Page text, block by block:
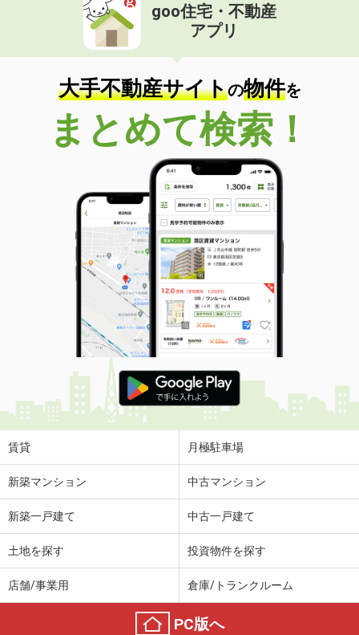
価 格
住 所
徳島県板野郡藍住町矢上字安任
専有面積 26.46m²
間取り
1K
徳島県阿南市那賀川町中島
価 格
6.90万円
徳島県阿南市那賀川町中島
67.8m²
間取り
2LDK
徳島県板野郡藍住町住吉字神蔵
価 格
4.50万円
住 所
徳島県板野郡藍住町住吉字神蔵
専有面積 61.68m²
間取り
2LDK
徳島県阿南市那賀川町苅屋
価 格
3.80万円
住 所
徳島県阿南市那賀川町苅屋
専有面積
徳島県徳島市南島田町４丁目
6.60万円
徳島県徳島市蔵本元町２
goo住宅・不動産
アプリ
大手不動産サイトの物件を
まとめて検索！
賃貸 月極駐車場
新築マンション 中古マンション
新築一戸建て 中古一戸建て
土地を探す 投資物件を探す
店舗/事業用 倉庫/トランクルーム
PC版へ